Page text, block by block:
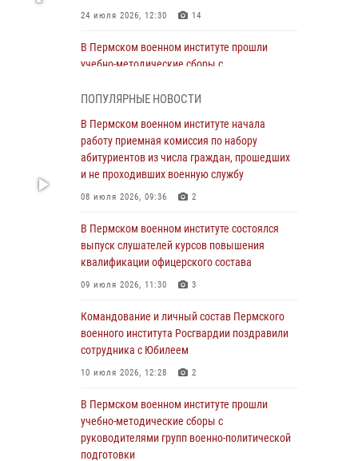
24 июля 2026, 12:30 14
В Пермском военном институте прошли
учебно-методические сборы с
подготовки
23 июля 2026, 12:00 12
В Пермском военном институте на кафедре
тактики служебно-боевого применения войск
Федерации проводится выставка,
10 июля 2026, 14:30 8
военного института Росгвардии поздравили
10 июля 2026, 12:28 2
выпуск слушателей курсов повышения
09 июля 2026, 11:30 3
ПОПУЛЯРНЫЕ НОВОСТИ
В Пермском военном институте начала
работу приемная комиссия по набору
абитуриентов из числа граждан, прошедших
и не проходивших военную службу
08 июля 2026, 09:36 2
В Пермском военном институте состоялся
выпуск слушателей курсов повышения
квалификации офицерского состава
09 июля 2026, 11:30 3
Командование и личный состав Пермского
военного института Росгвардии поздравили
сотрудника с Юбилеем
10 июля 2026, 12:28 2
В Пермском военном институте прошли
учебно-методические сборы с
руководителями групп военно-политической
подготовки